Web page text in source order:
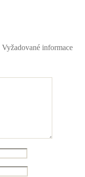
Vyžadované informace